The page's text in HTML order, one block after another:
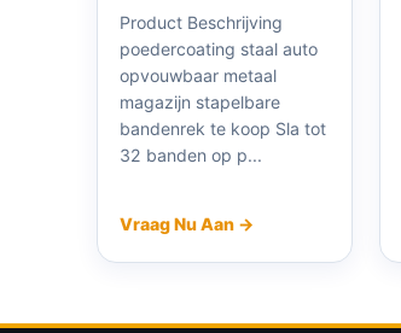
Product Beschrijving
poedercoating staal auto
opvouwbaar metaal
magazijn stapelbare
bandenrek te koop Sla tot
32 banden op p...
Vraag Nu Aan →